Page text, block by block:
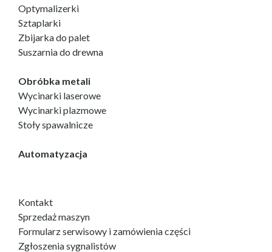
Optymalizerki
Sztaplarki
Zbijarka do palet
Suszarnia do drewna
Obróbka metali
Wycinarki laserowe
Wycinarki plazmowe
Stoły spawalnicze
Automatyzacja
Kontakt
Sprzedaż maszyn
Formularz serwisowy i zamówienia części
Zgłoszenia sygnalistów